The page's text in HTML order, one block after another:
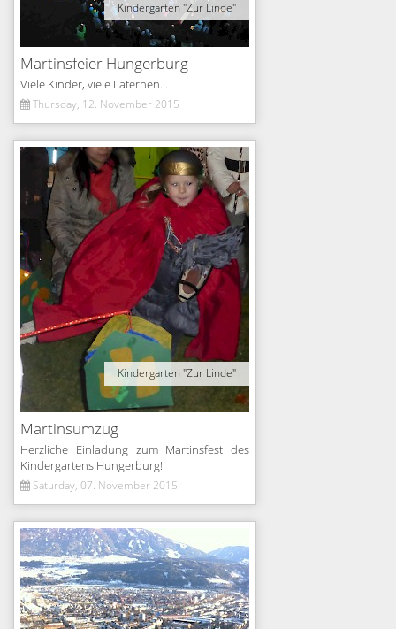
Kindergarten "Zur Linde"
Martinsfeier Hungerburg
Viele Kinder, viele Laternen...
Thursday, 12. November 2015
Kindergarten "Zur Linde"
Martinsumzug
Herzliche Einladung zum Martinsfest des
Kindergartens Hungerburg!
Saturday, 07. November 2015